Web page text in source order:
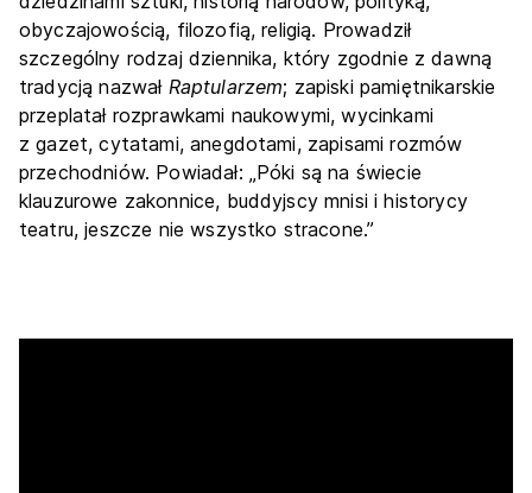
obyczajowością, filozofią, religią. Prowadził
szczególny rodzaj dziennika, który zgodnie z dawną
tradycją nazwał Raptularzem; zapiski pamiętnikarskie
przeplatał rozprawkami naukowymi, wycinkami
z gazet, cytatami, anegdotami, zapisami rozmów
przechodniów. Powiadał: „Póki są na świecie
klauzurowe zakonnice, buddyjscy mnisi i historycy
teatru, jeszcze nie wszystko stracone.”